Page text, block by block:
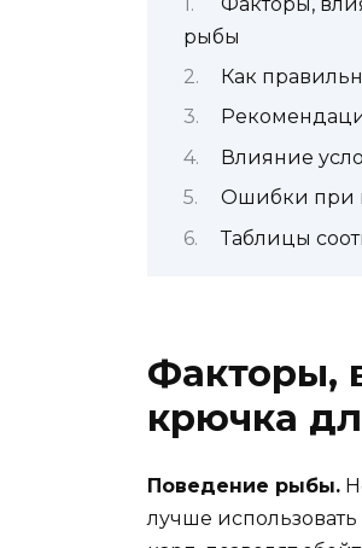
рыбы
Как
Влияние
Ошибки при
Таблицы
Факторы,
крючка
Поведение рыбы.
лучше